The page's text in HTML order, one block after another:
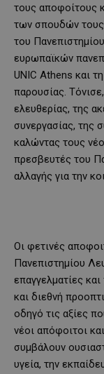
τους αποφοίτους
των σπουδών τους,
του
ευρωπαϊκών
UNIC Athens και
παρουσίας.
ελευθερίας, της
συνεργασίας, της
καλώντας τους
πρεσβευτές του
αλλαγής για την
Οι φετινές
Πανεπιστημίου
επαγγελματίες
και διεθνή
οδηγό τις αξίες
νέοι απόφοιτοι
συμβάλουν
υγεία, την